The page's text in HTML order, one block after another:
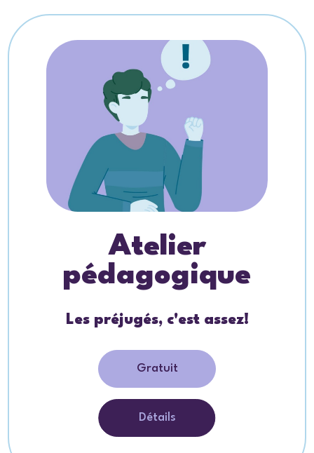
Atelier
pédagogique
Les préjugés, c'est assez!
Gratuit
Détails